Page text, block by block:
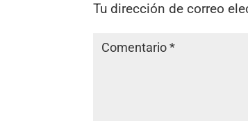
Tu dirección de correo